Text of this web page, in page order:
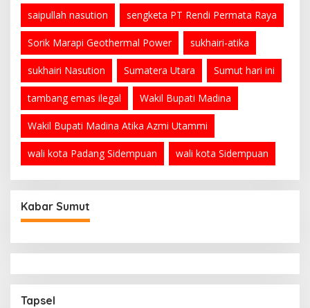
saipullah nasution sengketa PT Rendi Permata Raya
Sorik Marapi Geothermal Power sukhairi-atika
sukhairi Nasution Sumatera Utara Sumut hari ini
tambang emas ilegal Wakil Bupati Madina
Wakil Bupati Madina Atika Azmi Utammi
wali kota Padang Sidempuan wali kota Sidempuan
Kabar Sumut
Tapsel